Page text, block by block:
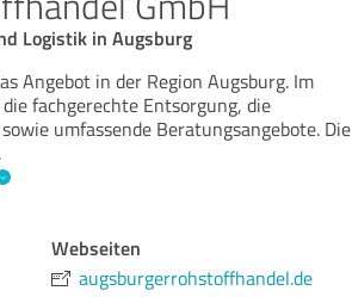
Logistik in Augsburg
Angebot in der Region Augsburg. Im
fachgerechte Entsorgung, die
umfassende Beratungsangebote. Die
Webseiten
augsburgerrohstoffhandel.de